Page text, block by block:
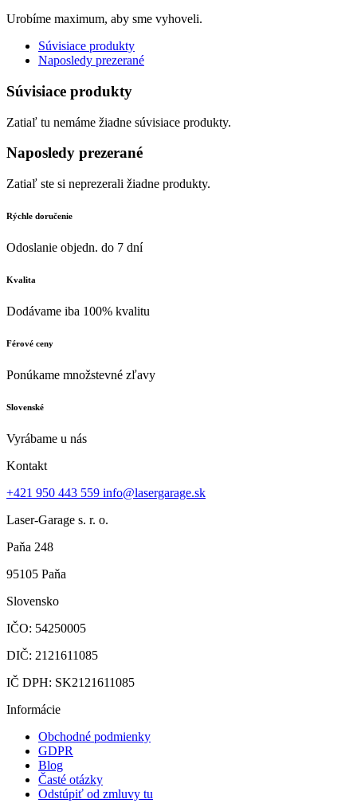
Urobíme maximum, aby sme vyhoveli.
Súvisiace produkty
Naposledy prezerané
Súvisiace produkty
Zatiaľ tu nemáme žiadne súvisiace produkty.
Naposledy prezerané
Zatiaľ ste si neprezerali žiadne produkty.
Rýchle doručenie
Odoslanie objedn. do 7 dní
Kvalita
Dodávame iba 100% kvalitu
Férové ceny
Ponúkame množstevné zľavy
Slovenské
Vyrábame u nás
Kontakt
+421 950 443 559 info@lasergarage.sk
Laser-Garage s. r. o.
Paňa 248
95105 Paňa
Slovensko
IČO: 54250005
DIČ: 2121611085
IČ DPH: SK2121611085
Informácie
Obchodné podmienky
GDPR
Blog
Časté otázky
Odstúpiť od zmluvy tu